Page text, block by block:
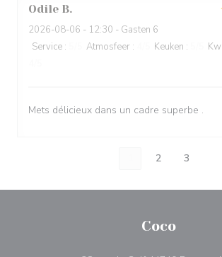
Odile B
2026-08-06 - 12:30 - Gasten 6
Service : Atmosfeer : Keuken :
Mets délicieux dans un cadre superbe .
2 3
Coco